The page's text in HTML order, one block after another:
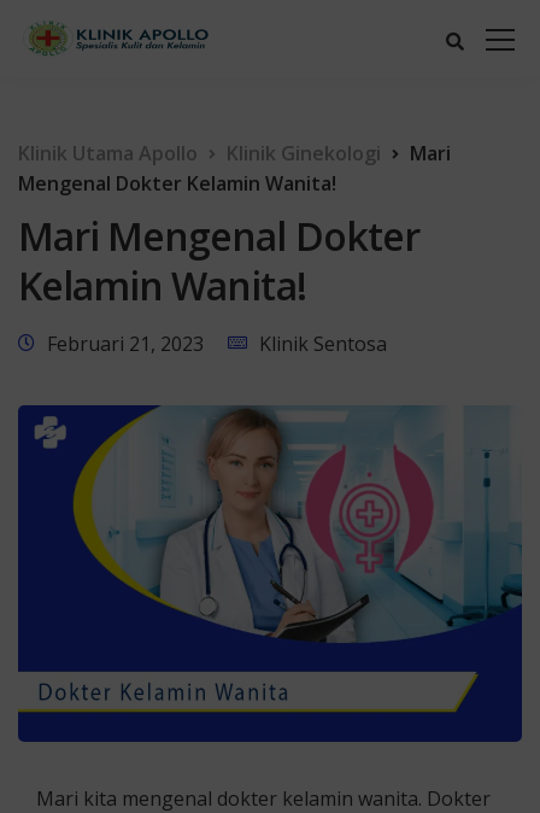
Klinik Utama Apollo Klinik Ginekologi
Mari
Mengenal Dokter Kelamin Wanita!
Mari Mengenal Dokter
Kelamin Wanita!
Februari 21, 2023 Klinik Sentosa
Mari kita mengenal dokter kelamin wanita. Dokter